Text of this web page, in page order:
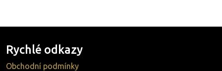
Rychlé odkazy
Obchodní podmínky